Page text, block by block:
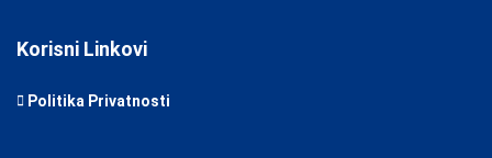
Korisni Linkovi
Politika Privatnosti